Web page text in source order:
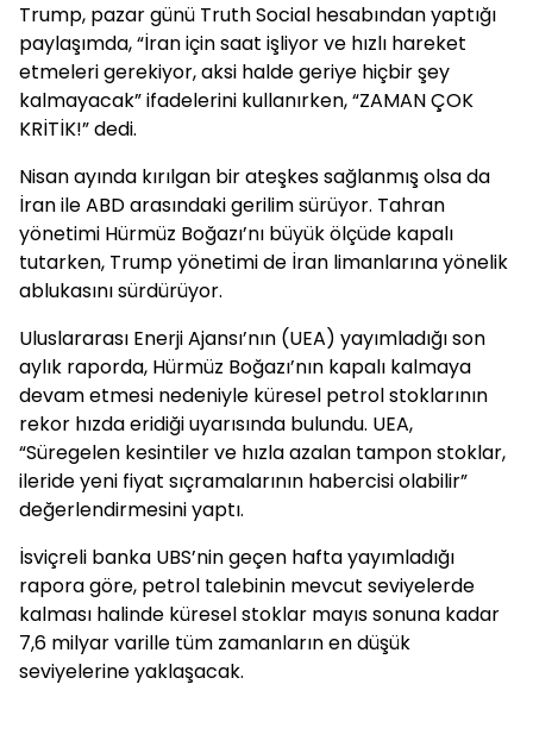
Trump, pazar günü Truth Social hesabından yaptığı
paylaşımda, “İran için saat işliyor ve hızlı hareket
etmeleri gerekiyor, aksi halde geriye hiçbir şey
kalmayacak” ifadelerini kullanırken, “ZAMAN ÇOK
KRİTİK!” dedi.
Nisan ayında kırılgan bir ateşkes sağlanmış olsa da
İran ile ABD arasındaki gerilim sürüyor. Tahran
yönetimi Hürmüz Boğazı’nı büyük ölçüde kapalı
tutarken, Trump yönetimi de İran limanlarına yönelik
ablukasını sürdürüyor.
Uluslararası Enerji Ajansı’nın (UEA) yayımladığı son
aylık raporda, Hürmüz Boğazı’nın kapalı kalmaya
devam etmesi nedeniyle küresel petrol stoklarının
rekor hızda eridiği uyarısında bulundu. UEA,
“Süregelen kesintiler ve hızla azalan tampon stoklar,
ileride yeni fiyat sıçramalarının habercisi olabilir”
değerlendirmesini yaptı.
İsviçreli banka UBS’nin geçen hafta yayımladığı
rapora göre, petrol talebinin mevcut seviyelerde
kalması halinde küresel stoklar mayıs sonuna kadar
7,6 milyar varille tüm zamanların en düşük
seviyelerine yaklaşacak.